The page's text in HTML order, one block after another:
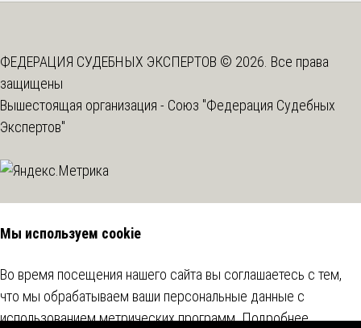
ФЕДЕРАЦИЯ СУДЕБНЫХ ЭКСПЕРТОВ © 2026. Все права
защищены
Вышестоящая организация - Союз "Федерация Судебных
Экспертов"
Мы используем cookie
Во время посещения нашего сайта вы соглашаетесь с тем,
что мы обрабатываем ваши персональные данные с
использованием метрических программ.Подробнее